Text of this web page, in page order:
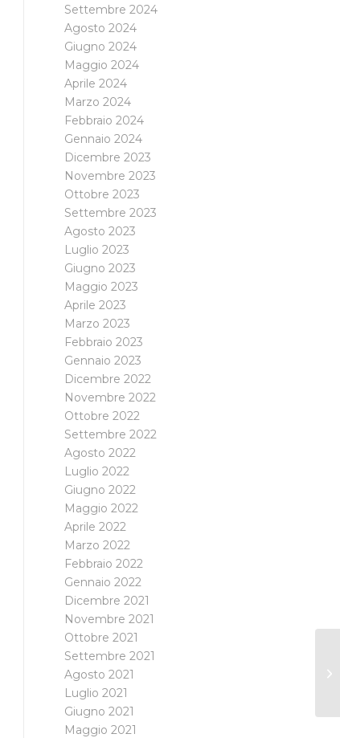
Settembre 2024
Agosto 2024
Giugno 2024
Maggio 2024
Aprile 2024
Marzo 2024
Febbraio 2024
Gennaio 2024
Dicembre 2023
Novembre 2023
Ottobre 2023
Settembre 2023
Agosto 2023
Luglio 2023
Giugno 2023
Maggio 2023
Aprile 2023
Marzo 2023
Febbraio 2023
Gennaio 2023
Dicembre 2022
Novembre 2022
Ottobre 2022
Settembre 2022
Agosto 2022
Luglio 2022
Giugno 2022
Maggio 2022
Aprile 2022
Marzo 2022
Febbraio 2022
Gennaio 2022
Dicembre 2021
Novembre 2021
Ottobre 2021
Settembre 2021
Agosto 2021
Luglio 2021
Giugno 2021
Maggio 2021